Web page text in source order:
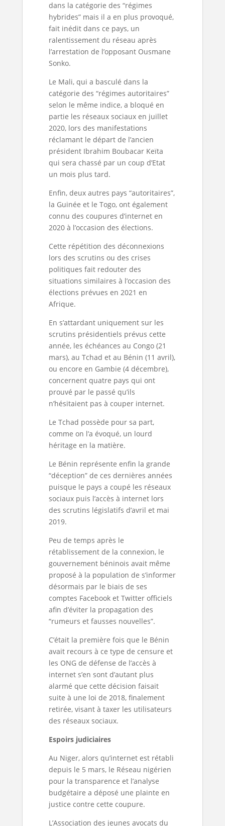
dans la catégorie des “régimes
hybrides” mais il a en plus provoqué,
fait inédit dans ce pays, un
ralentissement du réseau après
l’arrestation de l’opposant Ousmane
Sonko.
Le Mali, qui a basculé dans la
catégorie des “régimes autoritaires”
selon le même indice, a bloqué en
partie les réseaux sociaux en juillet
2020, lors des manifestations
réclamant le départ de l’ancien
président Ibrahim Boubacar Keïta
qui sera chassé par un coup d’Etat
un mois plus tard.
Enfin, deux autres pays “autoritaires”,
la Guinée et le Togo, ont également
connu des coupures d’internet en
2020 à l’occasion des élections.
Cette répétition des déconnexions
lors des scrutins ou des crises
politiques fait redouter des
situations similaires à l’occasion des
élections prévues en 2021 en
Afrique.
En s’attardant uniquement sur les
scrutins présidentiels prévus cette
année, les échéances au Congo (21
mars), au Tchad et au Bénin (11 avril),
ou encore en Gambie (4 décembre),
concernent quatre pays qui ont
prouvé par le passé qu’ils
n’hésitaient pas à couper internet.
Le Tchad possède pour sa part,
comme on l’a évoqué, un lourd
héritage en la matière.
Le Bénin représente enfin la grande
“déception” de ces dernières années
puisque le pays a coupé les réseaux
sociaux puis l’accès à internet lors
des scrutins législatifs d’avril et mai
2019.
Peu de temps après le
rétablissement de la connexion, le
gouvernement béninois avait même
proposé à la population de s’informer
désormais par le biais de ses
comptes Facebook et Twitter officiels
afin d’éviter la propagation des
“rumeurs et fausses nouvelles”.
C’était la première fois que le Bénin
avait recours à ce type de censure et
les ONG de défense de l’accès à
internet s’en sont d’autant plus
alarmé que cette décision faisait
suite à une loi de 2018, finalement
retirée, visant à taxer les utilisateurs
des réseaux sociaux.
Espoirs judiciaires
Au Niger, alors qu’internet est rétabli
depuis le 5 mars, le Réseau nigérien
pour la transparence et l’analyse
budgétaire a déposé une plainte en
justice contre cette coupure.
L’Association des jeunes avocats du